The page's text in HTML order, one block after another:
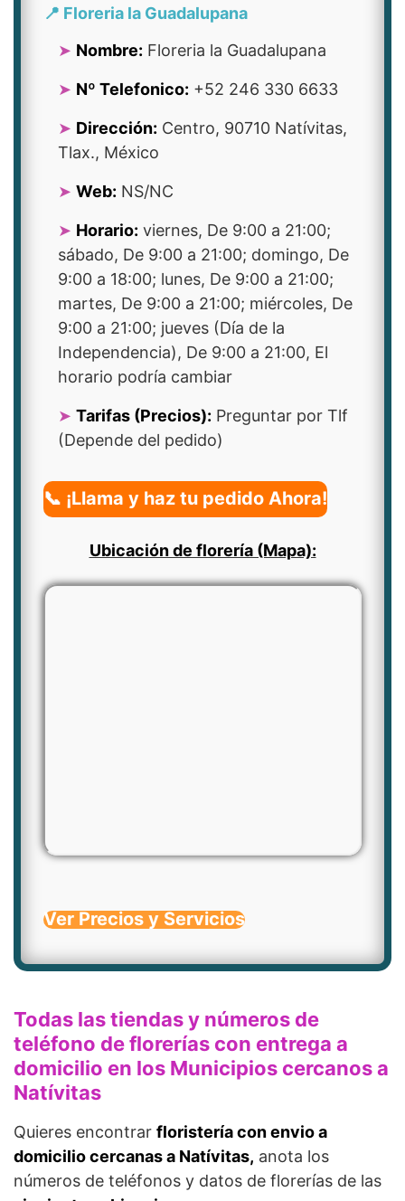
📍 Floreria la Guadalupana
Nombre: Floreria la Guadalupana
Nº Telefonico: +52 246 330 6633
Dirección: Centro, 90710 Natívitas,
Tlax., México
Web: NS/NC
Horario: viernes, De 9:00 a 21:00;
sábado, De 9:00 a 21:00; domingo, De
9:00 a 18:00; lunes, De 9:00 a 21:00;
martes, De 9:00 a 21:00; miércoles, De
9:00 a 21:00; jueves (Día de la
Independencia), De 9:00 a 21:00, El
horario podría cambiar
Tarifas (Precios): Preguntar por Tlf
(Depende del pedido)
📞 ¡Llama y haz tu pedido Ahora!
Ubicación de florería (Mapa):
Ver Precios y Servicios
Todas las tiendas y números de
teléfono de florerías con entrega a
domicilio en los Municipios cercanos a
Natívitas
Quieres encontrar floristería con envio a
domicilio cercanas a Natívitas, anota los
números de teléfonos y datos de florerías de las